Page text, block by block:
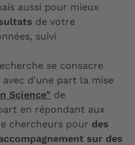
aussi pour mieux
de votre
suivi
se consacre
d'une part la mise
Science" de
en répondant aux
chercheurs pour des
sur des